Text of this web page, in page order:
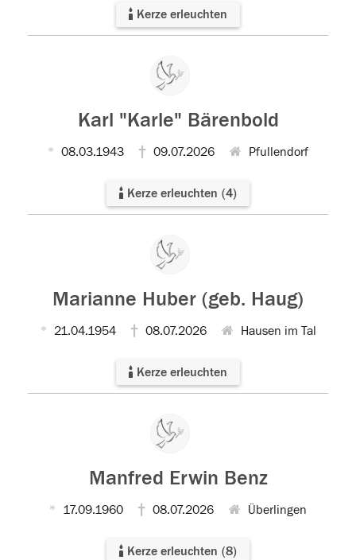
Kerze erleuchten
Karl "Karle" Bärenbold
08.03.1943 09.07.2026 Pfullendorf
Kerze erleuchten (4)
Marianne Huber (geb. Haug)
21.04.1954 08.07.2026 Hausen im Tal
Kerze erleuchten
Manfred Erwin Benz
17.09.1960 08.07.2026 Überlingen
Kerze erleuchten (8)